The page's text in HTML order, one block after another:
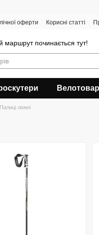
оферти Корисні статті
маршрут починається тут!
Палиці лижні